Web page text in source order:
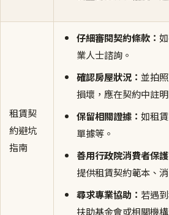
租賃契
約避坑
指南
仔細審閱契約條款：
業人士諮詢。
確認房屋狀況： 並拍
損壞，應在契約中註
保留相關證據： 如租
單據等。
善用行政院消費者保
提供租賃契約範本、
尋求專業協助： 若遇
扶助基金會或相關機